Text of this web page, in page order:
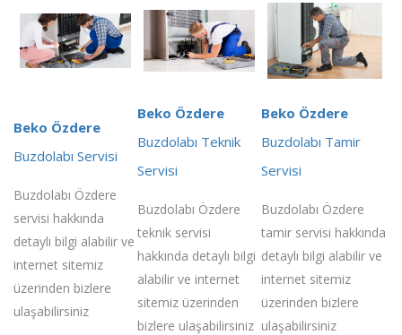
Beko Özdere
Buzdolabı Servisi
Buzdolabı Özdere
servisi hakkında
detaylı bilgi alabilir ve
internet sitemiz
üzerinden bizlere
ulaşabilirsiniz
Beko Özdere
Buzdolabı Teknik
Servisi
Buzdolabı Özdere
teknik servisi
hakkında detaylı bilgi
alabilir ve internet
sitemiz üzerinden
bizlere ulaşabilirsiniz
Beko Özdere
Buzdolabı Tamir
Servisi
Buzdolabı Özdere
tamir servisi hakkında
detaylı bilgi alabilir ve
internet sitemiz
üzerinden bizlere
ulaşabilirsiniz